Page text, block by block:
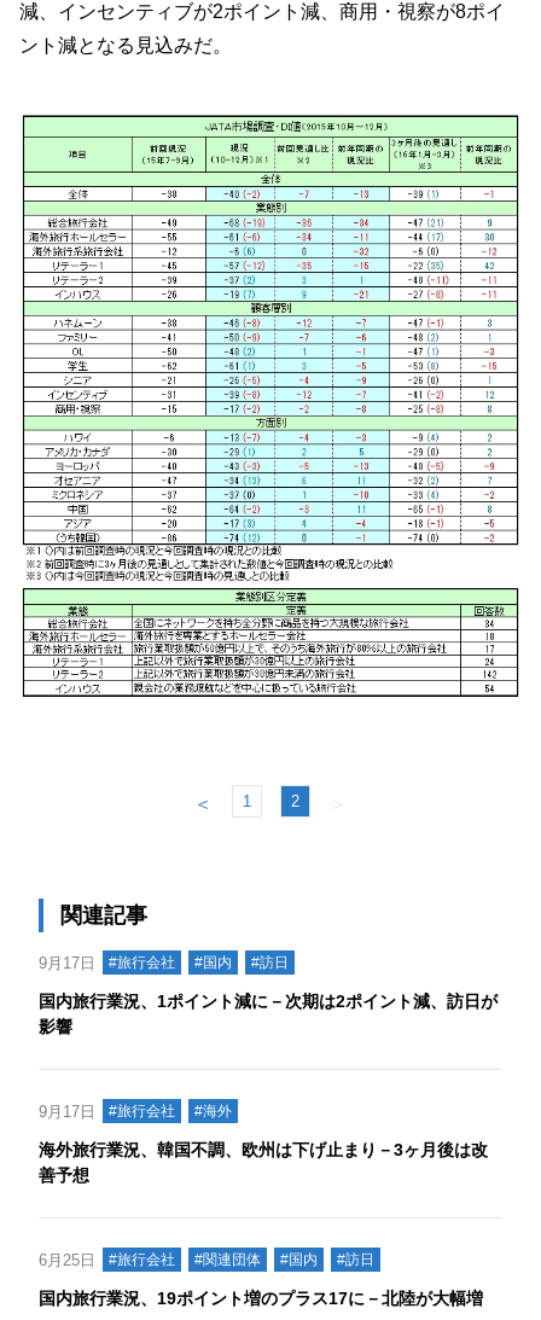
減、インセンティブが2ポイント減、商用・視察が8ポイ
ント減となる見込みだ。
＜ 1 2 ＞
関連記事
9月17日 #旅行会社 #国内 #訪日
国内旅行業況、1ポイント減に－次期は2ポイント減、訪日が
影響
9月17日 #旅行会社 #海外
海外旅行業況、韓国不調、欧州は下げ止まり－3ヶ月後は改
善予想
6月25日 #旅行会社 #関連団体 #国内 #訪日
国内旅行業況、19ポイント増のプラス17に－北陸が大幅増